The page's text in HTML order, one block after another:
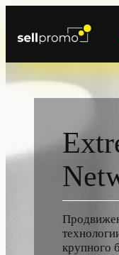
крупного